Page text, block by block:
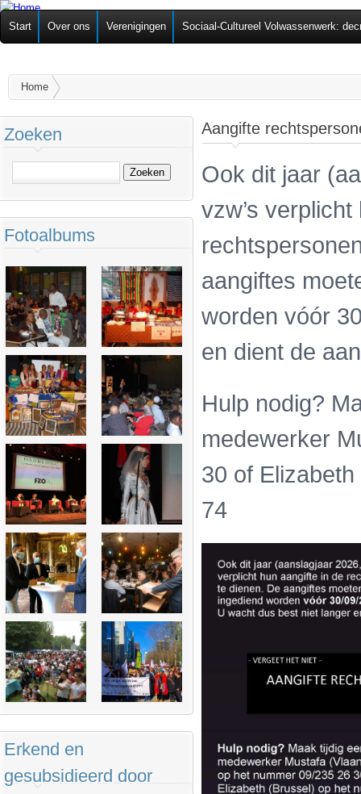
Federatie van
Zelforganisaties
Start Over ons Verenigingen Sociaal-Cultureel Volwassenwerk:
U bent hier
Home
Aangifte
Ook dit jaar
vzw’s
aangiftes
worden vóór
en dient de
Hulp nodig?
medewerker
30 of
74
Zoeken
Fotoalbums
Erkend en
gesubsidieerd door